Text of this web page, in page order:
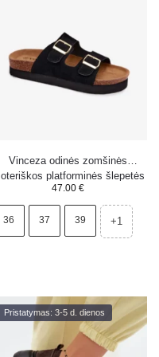
Vinceza odinės zomšinės
platforminės šlepetės
su sagtimis 102657 juodos
47.00 €
36 37 39 +1
Pristatymas: 3-5 d. dienos